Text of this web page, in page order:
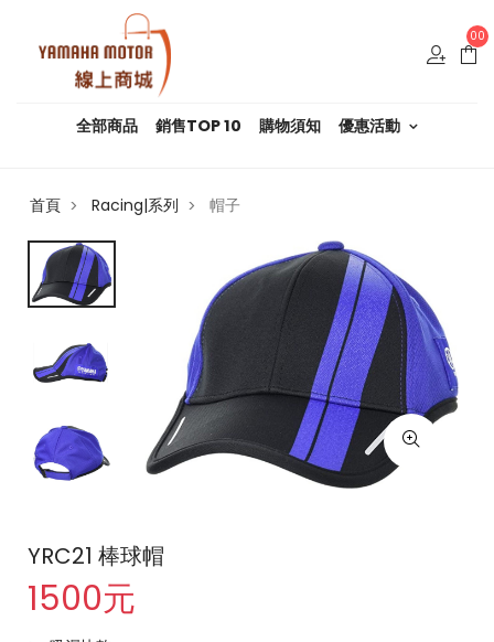
00
全部商品 銷售TOP 10 購物須知 優惠活動
首頁 > Racing|系列 > 帽子
YRC21 棒球帽
1500元